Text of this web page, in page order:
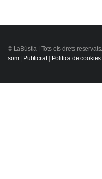
© LaBústia | Tots els drets reservats.
som| Publicitat | Politica de cookies